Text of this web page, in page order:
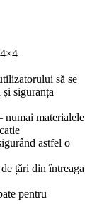
să se
siguranța
numai materialele
astfel o
țări din întreaga
pentru